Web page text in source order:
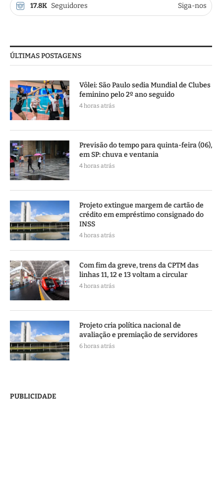
17.8K Seguidores Siga-nos
ÚLTIMAS POSTAGENS
Vôlei: São Paulo sedia Mundial de Clubes
feminino pelo 2º ano seguido
4 horas atrás
Previsão do tempo para quinta-feira (06),
em SP: chuva e ventania
4 horas atrás
Projeto extingue margem de cartão de
crédito em empréstimo consignado do
INSS
4 horas atrás
Com fim da greve, trens da CPTM das
linhas 11, 12 e 13 voltam a circular
4 horas atrás
Projeto cria política nacional de
avaliação e premiação de servidores
6 horas atrás
PUBLICIDADE